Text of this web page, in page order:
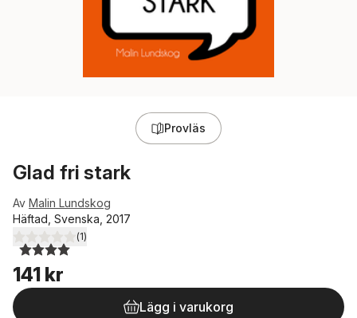
Provläs
Glad fri stark
Av Malin Lundskog
Häftad, Svenska, 2017
4,0utav 5 stjärnor. Totalt antal röster:
(1)
141 kr
Lägg i varukorg